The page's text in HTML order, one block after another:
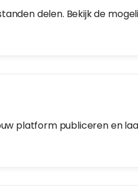
delen. Bekijk de
platform publiceren en